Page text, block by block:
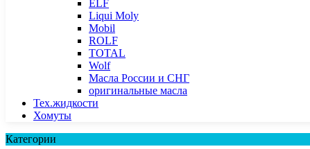
ELF
Liqui Moly
Mobil
ROLF
TOTAL
Wolf
Масла России и СНГ
оригинальные масла
Тех.жидкости
Хомуты
Категории